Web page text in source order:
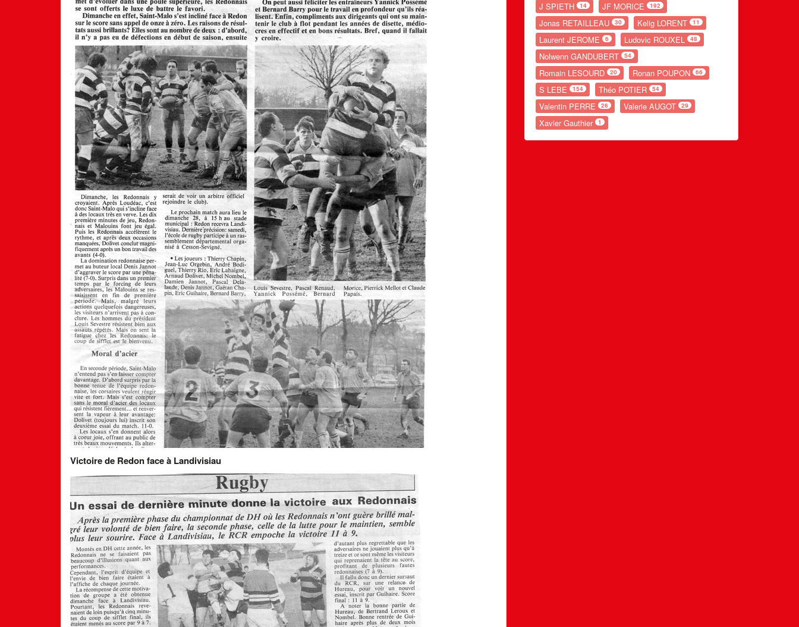
Victoire de Redon face à Landivisiau
J SPIETH 14 JF MORICE 192
Jonas RETAILLEAU 30 Kelig LORENT 11
Laurent JEROME 6 Ludovic ROUXEL 48
Nolwenn GANDUBERT 54
Romain LESOURD 20 Ronan POUPON 66
S LEBE 154 Théo POTIER 54
Valentin PERRE 26 Valerie AUGOT 29
Xavier Gauthier 1